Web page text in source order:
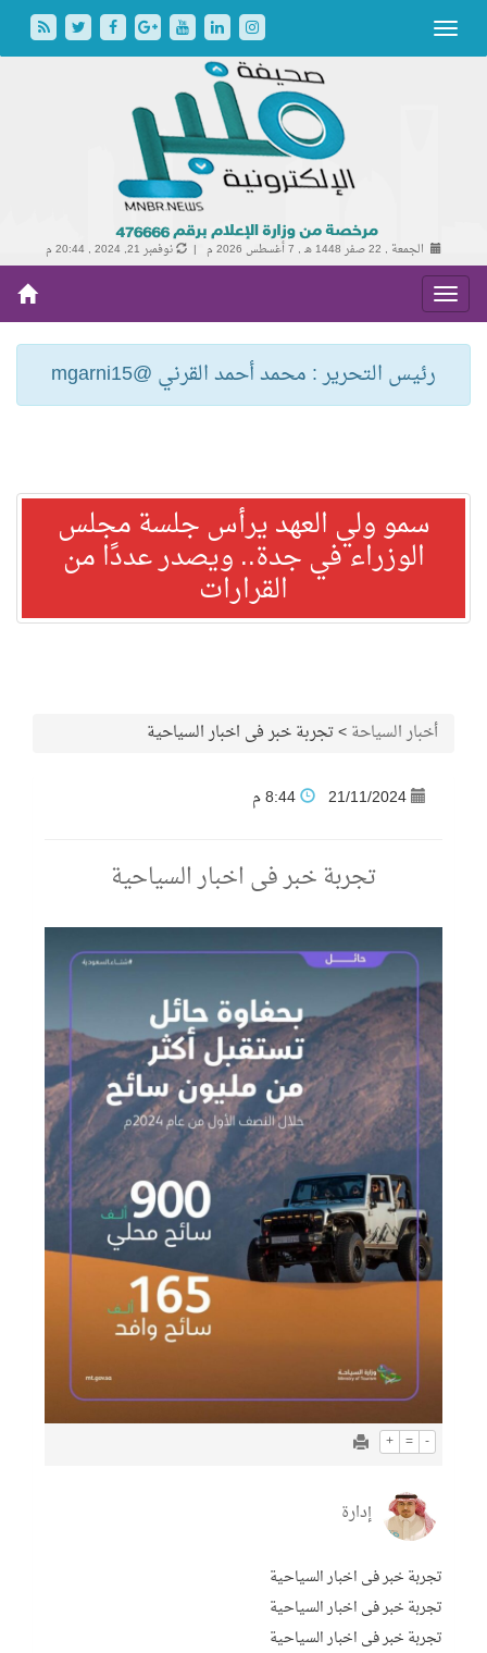
الجمعة , 22 صفر 1448 هـ , 7 أغسطس 2026 م | نوفمبر 21, 2024 , 20:44 م
رئيس التحرير : محمد أحمد القرني @mgarni15
سمو ولي العهد يرأس جلسة مجلس
الوزراء في جدة.. ويصدر عددًا من
القرارات
أخبار السياحة>تجربة خبر فى اخبار السياحية
21/11/2024
تجربة خبر فى اخبار السياحية
+ = -
إدارة
تجربة خبر فى اخبار السياحية
تجربة خبر فى اخبار السياحية
تجربة خبر فى اخبار السياحية